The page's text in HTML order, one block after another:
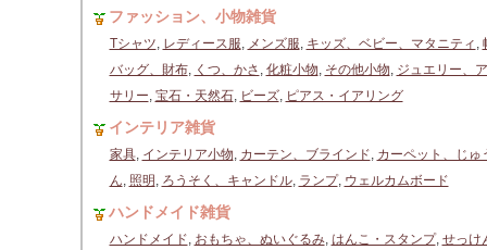
ファッション、小物雑貨
Tシャツ, レディース服, メンズ服, キッズ、ベビー、マタニティ ,
バッグ、財布, くつ、かさ , 化粧小物, その他小物, ジュエリー、
サリー, 宝石・天然石, ビーズ, ピアス・イアリング
インテリア雑貨
家具, インテリア小物, カーテン、ブラインド, カーペット、じゅ
ん, 照明 , ろうそく、キャンドル, ランプ, ウェルカムボード
ハンドメイド雑貨
ハンドメイド, おもちゃ、ぬいぐるみ, はんこ・スタンプ, せっけ